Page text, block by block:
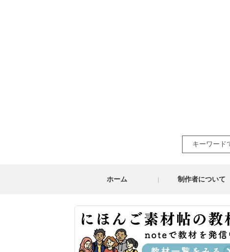
Search
for:
ホーム 制作者について